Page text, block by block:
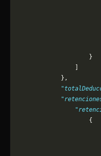
                    }
            },
                    {